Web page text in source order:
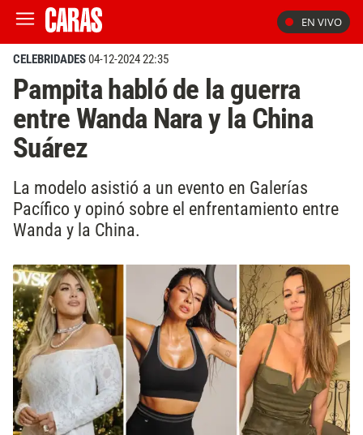
EN VIVO
CELEBRIDADES04-12-2024 22:35
Pampita habló de la guerra
entre Wanda Nara y la China
Suárez
La modelo asistió a un evento en Galerías
Pacífico y opinó sobre el enfrentamiento entre
Wanda y la China.